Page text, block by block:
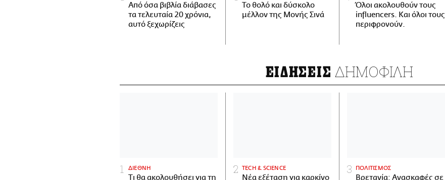
Από όσα βιβλία διάβασες
τα τελευταία 20 χρόνια,
αυτό ξεχωρίζεις
Το θολό και δύσκολο
μέλλον της Μονής Σινά
Όλοι ακολουθούν τους
influencers. Και όλοι τους
περιφρονούν.
ΕΙΔΗΣΕΙΣ ΔΗΜΟΦΙΛΗ
ΔΙΕΘΝΗ
Τι θα ακολουθήσει για τη
ΤECH & SCIENCE
Νέα εξέταση για καρκίνο
ΠΟΛΙΤΙΣΜΟΣ
Βρετανία: Ανασκαφές σε